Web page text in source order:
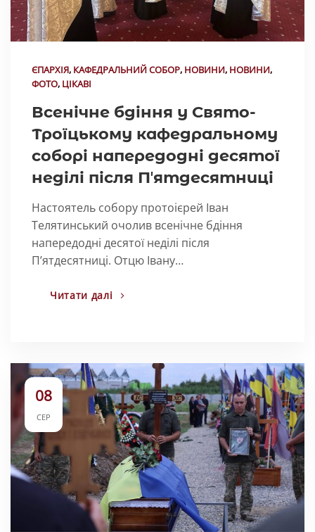
ЄПАРХІЯ, КАФЕДРАЛЬНИЙ СОБОР, НОВИНИ, НОВИНИ,
ФОТО, ЦІКАВІ
Всенічне бдіння у Свято-
Троїцькому кафедральному
соборі напередодні десятої
неділі після Пʼятдесятниці
Настоятель собору протоієрей Іван
Телятинський очолив всенічне бдіння
напередодні десятої неділі після
Пʼятдесятниці. Отцю Івану…
Читати далі
08
СЕР